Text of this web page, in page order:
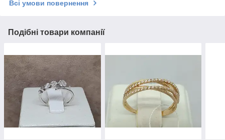
Всі умови повернення
Подібні товари компанії